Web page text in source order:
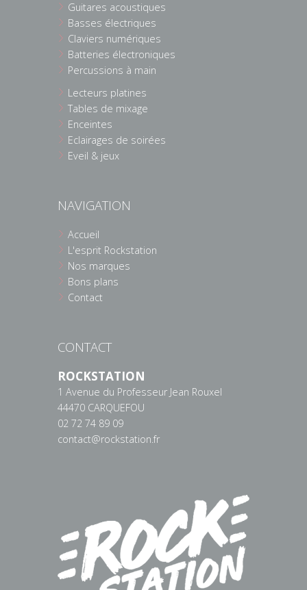
Guitares acoustiques
Basses électriques
Claviers numériques
Batteries électroniques
Percussions à main
Lecteurs platines
Tables de mixage
Enceintes
Eclairages de soirées
Eveil & jeux
NAVIGATION
Accueil
L'esprit Rockstation
Nos marques
Bons plans
Contact
CONTACT
ROCKSTATION
1 Avenue du Professeur Jean Rouxel
44470 CARQUEFOU
02 72 74 89 09
contact@rockstation.fr